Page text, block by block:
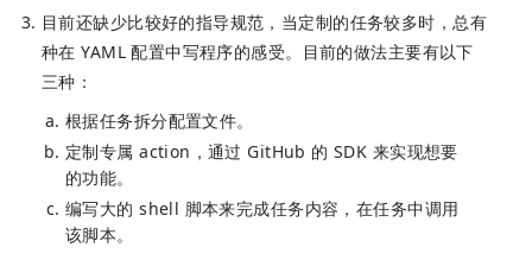
目前还缺少比较好的指导规范，当定制的任务较多时，总有
种在 YAML 配置中写程序的感受。目前的做法主要有以下
三种：
根据任务拆分配置文件。
定制专属 action，通过 GitHub 的 SDK 来实现想要
的功能。
编写大的 shell 脚本来完成任务内容，在任务中调用
该脚本。